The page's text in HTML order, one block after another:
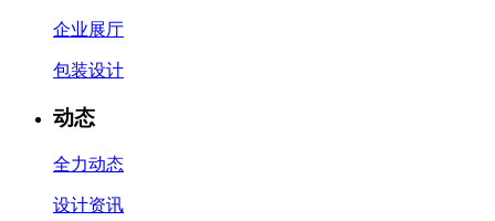
企业展厅
包装设计
动态
全力动态
设计资讯